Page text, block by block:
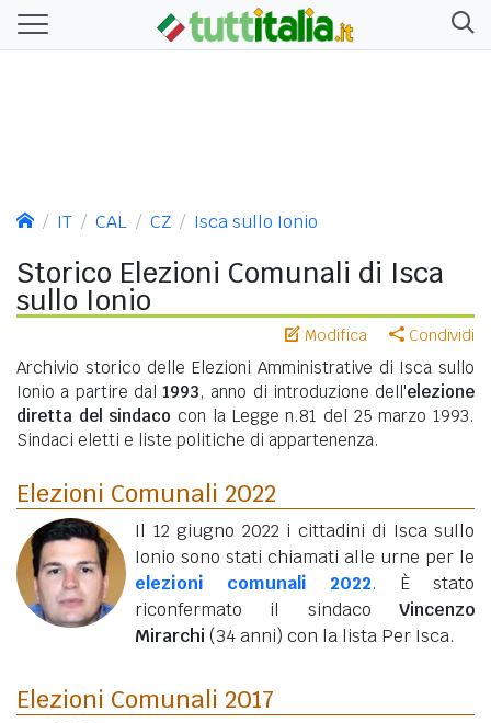
IT CAL CZ Isca sullo Ionio
Storico Elezioni Comunali di Isca
sullo Ionio
Modifica Condividi
Archivio storico delle Elezioni Amministrative di Isca sullo
Ionio a partire dal 1993, anno di introduzione dell'elezione
diretta del sindaco con la Legge n.81 del 25 marzo 1993.
Sindaci eletti e liste politiche di appartenenza.
Elezioni Comunali 2022
Il 12 giugno 2022 i cittadini di Isca sullo
Ionio sono stati chiamati alle urne per le
elezioni comunali 2022. È stato
riconfermato il sindaco Vincenzo
Mirarchi (34 anni) con la lista Per Isca.
Elezioni Comunali 2017